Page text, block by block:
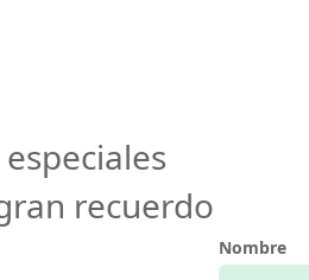
recuerdo
Nombre